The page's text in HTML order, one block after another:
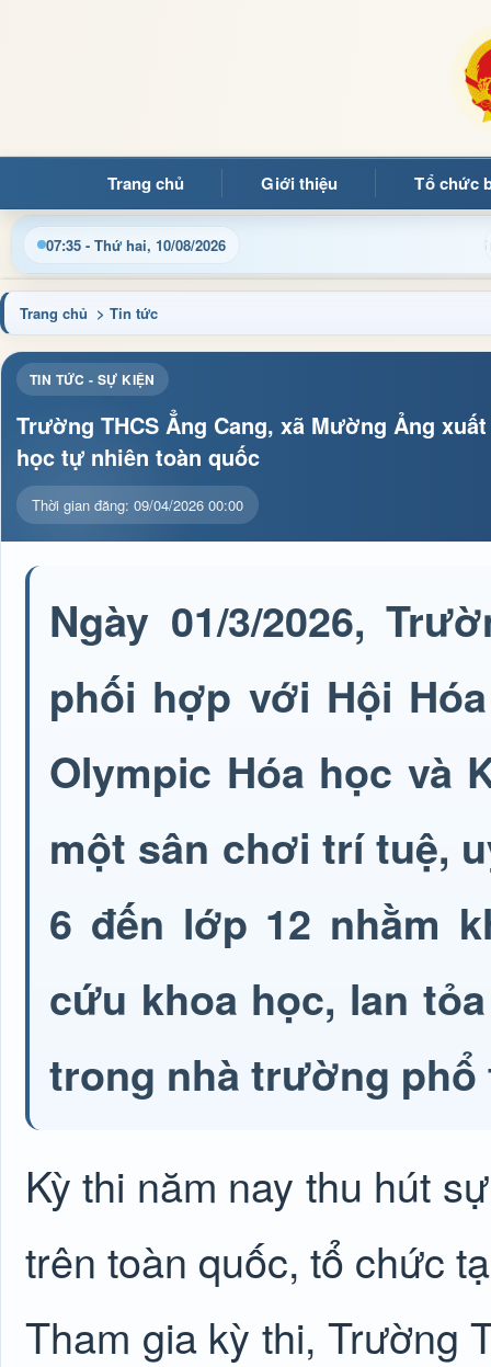
Trang chủ Giới thiệu Tổ chức
07:35 - Thứ hai, 10/08/2026
tin điều hành, thủ tục hành chính và tin tức địa phương
Trang chủ > Tin tức
TIN TỨC - SỰ KIỆN
Trường THCS Ẳng Cang, xã Mường Ảng
học tự nhiên toàn quốc
Thời gian đăng: 09/04/2026 00:00
Ngày 01/3/2026,
phối hợp với Hội
Olympic Hóa học và
một sân chơi trí tuệ,
6 đến lớp 12 nhằm
cứu khoa học, lan
trong nhà trường phổ
Kỳ thi năm nay thu hút
trên toàn quốc, tổ chức
Tham gia kỳ thi, Trường